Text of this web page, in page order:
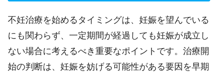
不妊治療を始めるタイミングは、妊娠を望んでいる
にも関わらず、一定期間が経過しても妊娠が成立し
ない場合に考えるべき重要なポイントです。治療開
始の判断は、妊娠を妨げる可能性がある要因を早期